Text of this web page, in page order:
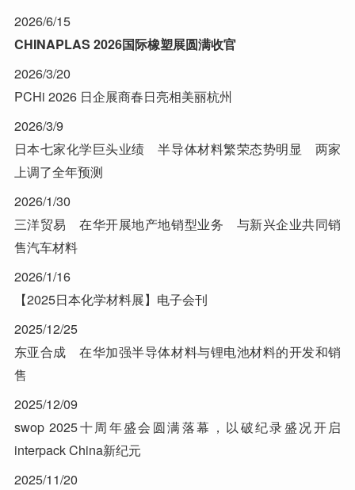
2026/6/15
CHINAPLAS 2026国际橡塑展圆满收官
2026/3/20
PCHi 2026 日企展商春日亮相美丽杭州
2026/3/9
日本七家化学巨头业绩 半导体材料繁荣态势明显 两家
上调了全年预测
2026/1/30
三洋贸易 在华开展地产地销型业务 与新兴企业共同销
售汽车材料
2026/1/16
【2025日本化学材料展】电子会刊
2025/12/25
东亚合成 在华加强半导体材料与锂电池材料的开发和销
售
2025/12/09
swop 2025十周年盛会圆满落幕，以破纪录盛况开启
interpack China新纪元
2025/11/20